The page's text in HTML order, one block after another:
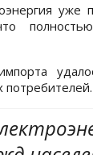
уже
полностью